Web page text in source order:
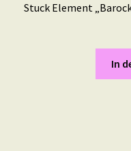
Stuck Element
In